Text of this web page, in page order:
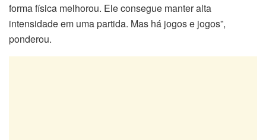
forma física melhorou. Ele consegue manter alta
intensidade em uma partida. Mas há jogos e jogos”,
ponderou.